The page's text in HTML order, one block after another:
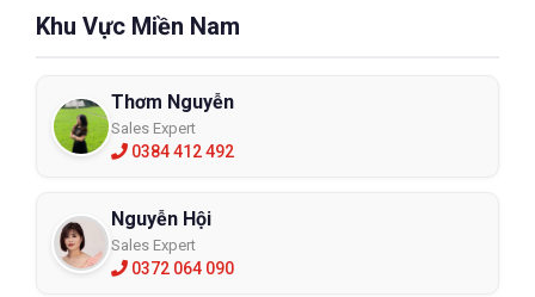
Khu Vực Miền Nam
Thơm Nguyễn
Sales Expert
0384 412 492
Nguyễn Hội
Sales Expert
0372 064 090